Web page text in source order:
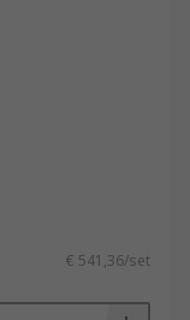
€ 541,36/set